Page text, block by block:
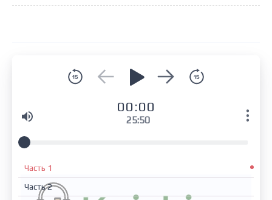
00:00
25:50
Часть 1
Часть 2